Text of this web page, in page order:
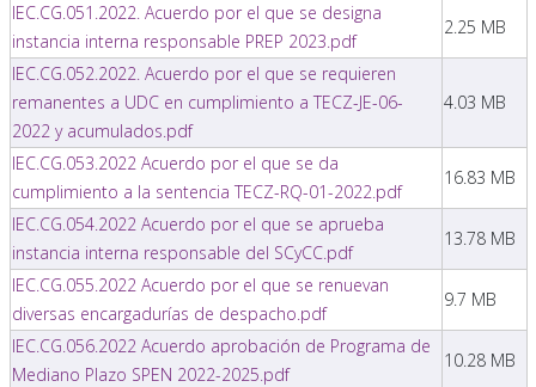
IEC.CG.051.2022. Acuerdo por el que se designa
instancia interna responsable PREP 2023.pdf
2.25 MB
IEC.CG.052.2022. Acuerdo por el que se requieren
remanentes a UDC en cumplimiento a TECZ-JE-06-
2022 y acumulados.pdf
4.03 MB
IEC.CG.053.2022 Acuerdo por el que se da
cumplimiento a la sentencia TECZ-RQ-01-2022.pdf
16.83 MB
IEC.CG.054.2022 Acuerdo por el que se aprueba
instancia interna responsable del SCyCC.pdf
13.78 MB
IEC.CG.055.2022 Acuerdo por el que se renuevan
diversas encargadurías de despacho.pdf
9.7 MB
IEC.CG.056.2022 Acuerdo aprobación de Programa de
Mediano Plazo SPEN 2022-2025.pdf
10.28 MB